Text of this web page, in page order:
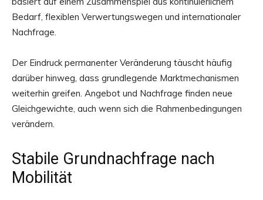
Bedarf, flexiblen Verwertungswegen und internationaler
Nachfrage.
Der Eindruck permanenter Veränderung täuscht häufig
darüber hinweg, dass grundlegende Marktmechanismen
weiterhin greifen. Angebot und Nachfrage finden neue
Gleichgewichte, auch wenn sich die Rahmenbedingungen
verändern.
Stabile Grundnachfrage nach
Mobilität